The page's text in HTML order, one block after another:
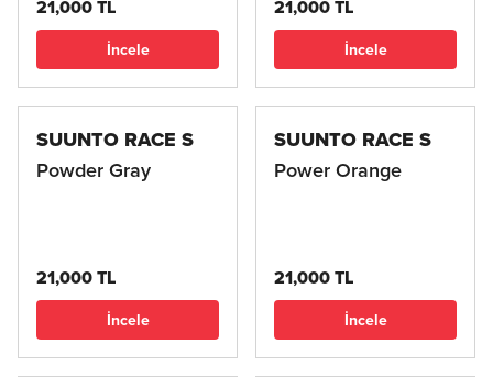
21,000 TL
İncele
21,000 TL
İncele
SUUNTO RACE S
Powder Gray
21,000 TL
İncele
SUUNTO RACE S
Power Orange
21,000 TL
İncele